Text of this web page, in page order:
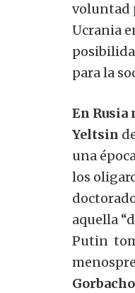
voluntad
Ucrania
para la
En Rusia
Yeltsin
una
los
aquella
Putin